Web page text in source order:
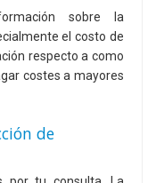
sobre la
el costo de
respecto a como
costes a mayores
de